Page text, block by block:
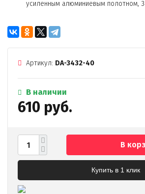
Артикул: DA-3432-40
В наличии
610 руб.
В
Купить в 1 клик